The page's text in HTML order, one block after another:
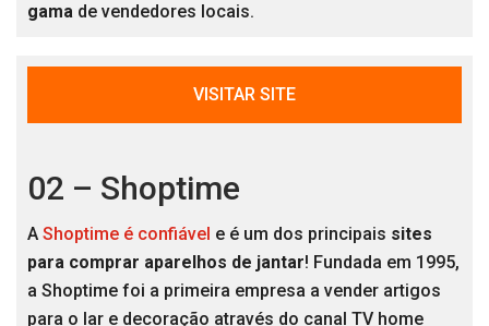
gama de vendedores locais.
VISITAR SITE
02 – Shoptime
A Shoptime é confiável e é um dos principais sites
para comprar aparelhos de jantar! Fundada em 1995,
a Shoptime foi a primeira empresa a vender artigos
para o lar e decoração através do canal TV home